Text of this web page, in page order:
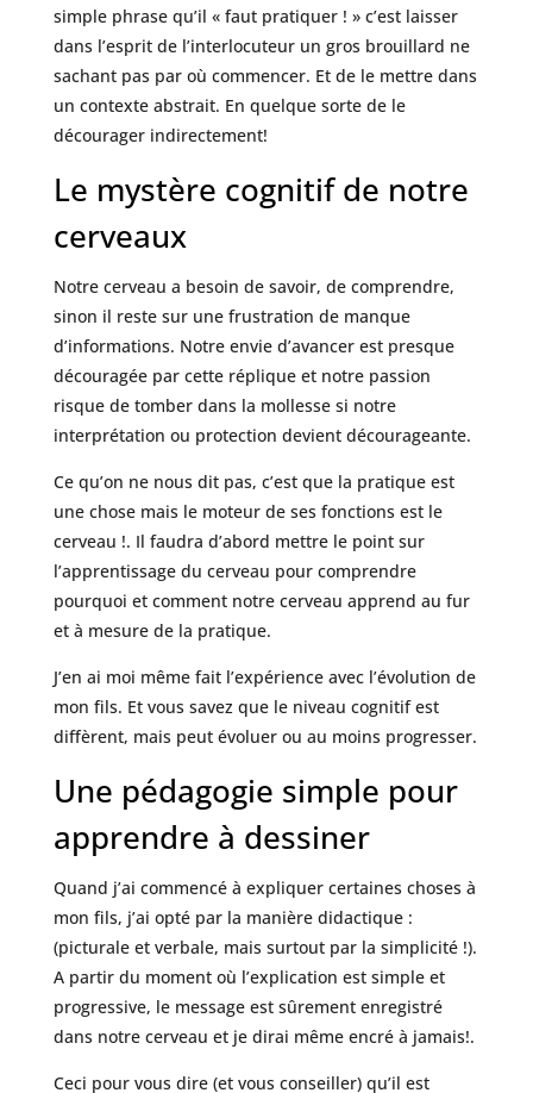
simple phrase qu’il « faut pratiquer ! » c’est laisser
dans l’esprit de l’interlocuteur un gros brouillard ne
sachant pas par où commencer. Et de le mettre dans
un contexte abstrait. En quelque sorte de le
décourager indirectement!
Le mystère cognitif de notre
cerveaux
Notre cerveau a besoin de savoir, de comprendre,
sinon il reste sur une frustration de manque
d’informations. Notre envie d’avancer est presque
découragée par cette réplique et notre passion
risque de tomber dans la mollesse si notre
interprétation ou protection devient décourageante.
Ce qu’on ne nous dit pas, c’est que la pratique est
une chose mais le moteur de ses fonctions est le
cerveau !. Il faudra d’abord mettre le point sur
l’apprentissage du cerveau pour comprendre
pourquoi et comment notre cerveau apprend au fur
et à mesure de la pratique.
J’en ai moi même fait l’expérience avec l’évolution de
mon fils. Et vous savez que le niveau cognitif est
diffèrent, mais peut évoluer ou au moins progresser.
Une pédagogie simple pour
apprendre à dessiner
Quand j’ai commencé à expliquer certaines choses à
mon fils, j’ai opté par la manière didactique :
(picturale et verbale, mais surtout par la simplicité !).
A partir du moment où l’explication est simple et
progressive, le message est sûrement enregistré
dans notre cerveau et je dirai même encré à jamais!.
Ceci pour vous dire (et vous conseiller) qu’il est